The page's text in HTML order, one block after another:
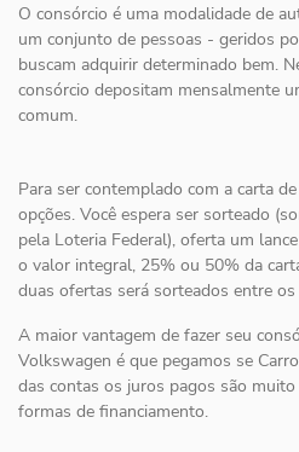
O consórcio é uma modalidade de
um conjunto de pessoas - geridos
buscam adquirir determinado bem.
consórcio depositam mensalmente
comum.
Para ser contemplado com a carta
opções. Você espera ser sorteado
pela Loteria Federal), oferta um
o valor integral, 25% ou 50% da
duas ofertas será sorteados entre
A maior vantagem de fazer seu
Volkswagen é que pegamos se
das contas os juros pagos são
formas de financiamento.